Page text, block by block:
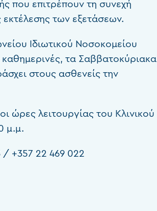
που επιτρέπουν τη συνεχή
των εξετάσεων.
Ιδιωτικού Νοσοκομείου
τα Σαββατοκύριακα
στους ασθενείς την
ώρες λειτουργίας του Κλινικού
μ.μ.
/ +357 22 469 022